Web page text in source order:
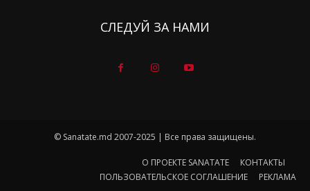
СЛЕДУЙ ЗА НАМИ
© Sanatate.md 2007-2025 | Все права защищены.
О ПРОЕКТЕ SANATATE
КОНТАКТЫ
ПОЛЬЗОВАТЕЛЬСКОЕ СОГЛАШЕНИЕ
РЕКЛАМА